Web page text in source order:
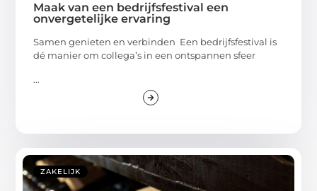
Maak van een bedrijfsfestival een
onvergetelijke ervaring
Samen genieten en verbinden Een bedrijfsfestival is
dé manier om collega’s in een ontspannen sfeer
...
ZAKELIJK